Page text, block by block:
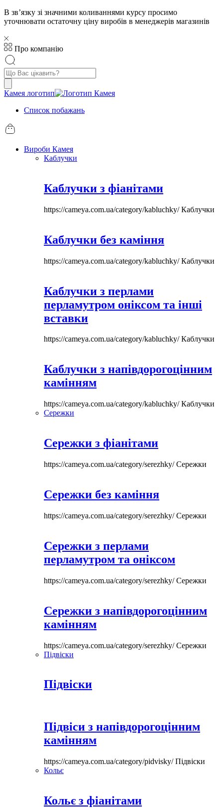
В звʼязку зі значними коливаннями курсу просимо
уточнювати остаточну ціну виробів в менеджерів магазинів
Про компанію
Пошук
товарів
Камея логотип
Список побажань
Вироби Камея
Каблучки
Каблучки з фіанітами
https://cameya.com.ua/category/kabluchky/Каблучки
Каблучки без каміння
https://cameya.com.ua/category/kabluchky/Каблучки
Каблучки з перлами
перламутром оніксом та інші
вставки
https://cameya.com.ua/category/kabluchky/Каблучки
Каблучки з напівдорогоцінним
камінням
https://cameya.com.ua/category/kabluchky/Каблучки
Сережки
Сережки з фіанітами
https://cameya.com.ua/category/serezhky/Сережки
Сережки без каміння
https://cameya.com.ua/category/serezhky/Сережки
Сережки з перлами
перламутром та оніксом
https://cameya.com.ua/category/serezhky/Сережки
Сережки з напівдорогоцінним
камінням
https://cameya.com.ua/category/serezhky/Сережки
Підвіски
Підвіски
Підвіси з напівдорогоцінним
камінням
https://cameya.com.ua/category/pidvisky/Підвіски
Кольє
Кольє з фіанітами